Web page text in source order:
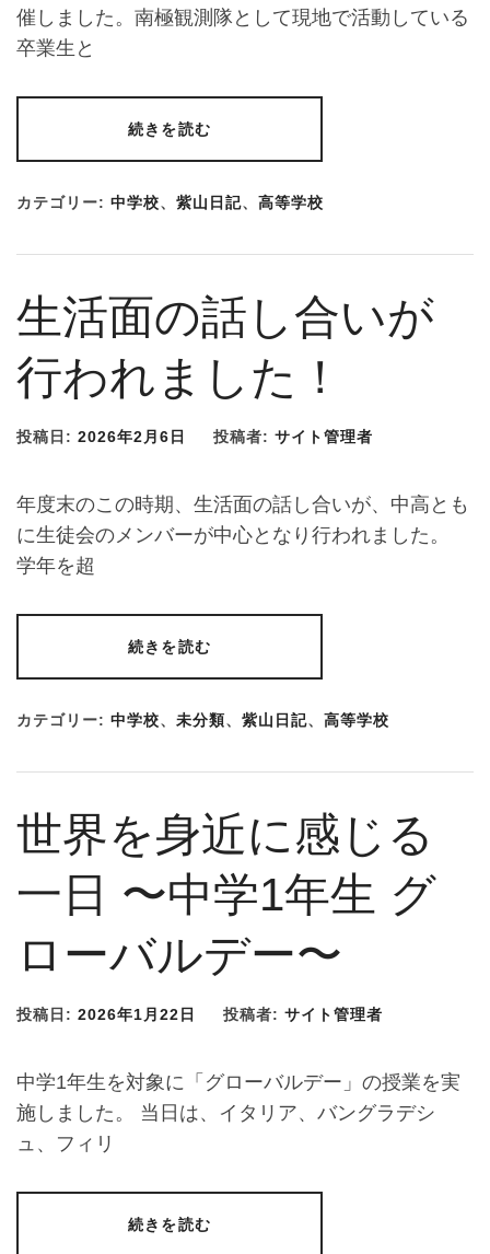
催しました。南極観測隊として現地で活動している
卒業生と
続きを読む
カテゴリー: 中学校、 紫山日記、 高等学校
生活面の話し合いが
行われました！
投稿日: 2026年2月6日 投稿者: サイト管理者
年度末のこの時期、生活面の話し合いが、中高とも
に生徒会のメンバーが中心となり行われました。
学年を超
続きを読む
カテゴリー: 中学校、 未分類、 紫山日記、 高等学校
世界を身近に感じる
一日 〜中学1年生 グ
ローバルデー〜
投稿日: 2026年1月22日 投稿者: サイト管理者
中学1年生を対象に「グローバルデー」の授業を実
施しました。 当日は、イタリア、バングラデシ
ュ、フィリ
続きを読む